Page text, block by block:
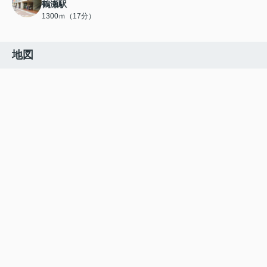
鶴瀬駅
1300ｍ（17分）
地図